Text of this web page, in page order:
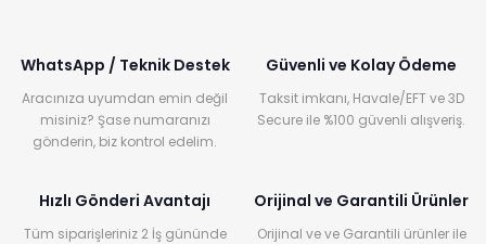
WhatsApp / Teknik Destek
Aracınıza uyumdan emin değil
misiniz? Şase numaranızı
gönderin, biz kontrol edelim.
Güvenli ve Kolay Ödeme
Taksit imkanı, Havale/EFT ve 3D
Secure ile %100 güvenli alışveriş.
Hızlı Gönderi Avantajı
Tüm siparişleriniz 2 İş gününde
Orijinal ve Garantili Ürünler
Orijinal ve ve Garantili ürünler ile